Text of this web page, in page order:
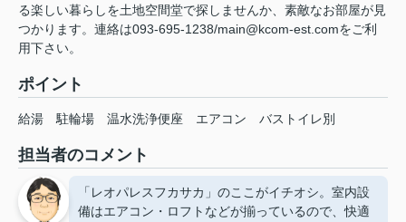
る楽しい暮らしを土地空間堂で探しませんか、素敵なお部屋が見
つかります。連絡は093-695-1238/main@kcom-est.comをご利
用下さい。
ポイント
給湯 駐輪場 温水洗浄便座 エアコン バストイレ別
担当者のコメント
「レオパレスフカサカ」のここがイチオシ。室内設
備はエアコン・ロフトなどが揃っているので、快適